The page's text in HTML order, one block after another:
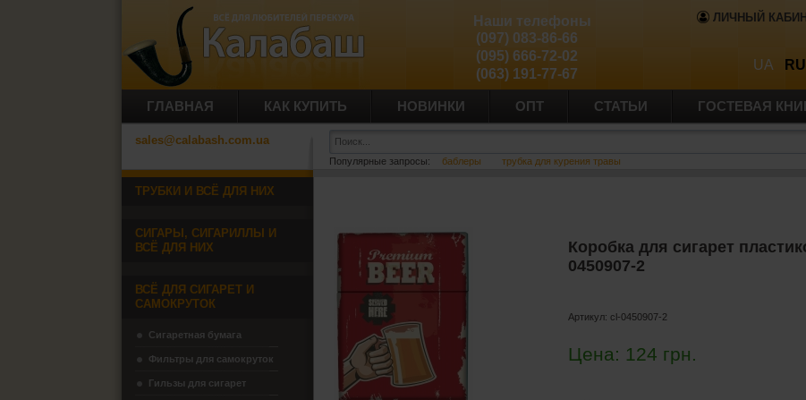
ЛИЧНЫЙ
UA RU
Наши телефоны
(097) 083-86-66
(095) 666-72-02
(063) 191-77-67
ГЛАВНАЯ КАК КУПИТЬ НОВИНКИ ОПТ СТАТЬИ ГОСТЕВАЯ
sales@calabash.com.ua
Популярные запросы: баблеры трубка для курения травы
Коробка для сигарет
0450907-2
Артикул:cl-0450907-2
Цена: 124 грн.
ТРУБКИ И ВСЁ ДЛЯ НИХ
СИГАРЫ, СИГАРИЛЛЫ И
ВСЁ ДЛЯ НИХ
ВСЁ ДЛЯ СИГАРЕТ И
САМОКРУТОК
Сигаретная бумага
Фильтры для самокруток
Гильзы для сигарет